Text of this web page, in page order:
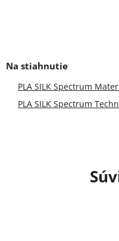
PLA SILK Spectrum
PLA SILK Spectrum